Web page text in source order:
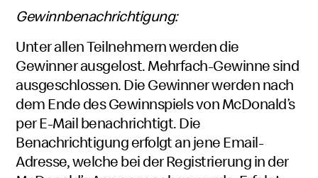
Gewinnbenachrichtigung:
Unter allen Teilnehmern werden die
Gewinner ausgelost. Mehrfach-Gewinne sind
ausgeschlossen. Die Gewinner werden nach
dem Ende des Gewinnspiels von McDonald’s
per E-Mail benachrichtigt. Die
Benachrichtigung erfolgt an jene Email-
Adresse, welche bei der Registrierung in der